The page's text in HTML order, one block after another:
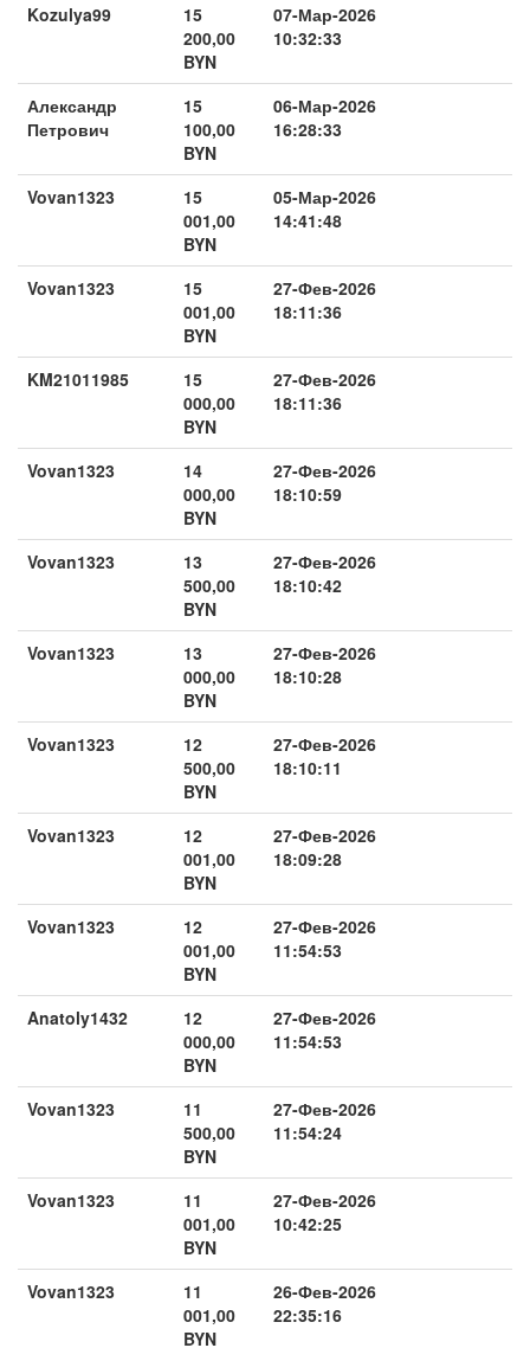
Kozulya99
15
200,00
BYN
07-Мар-2026
10:32:33
Александр
Петрович
15
100,00
BYN
06-Мар-2026
16:28:33
Vovan1323
15
001,00
BYN
05-Мар-2026
14:41:48
Vovan1323
15
001,00
BYN
27-Фев-2026
18:11:36
KM21011985
15
000,00
BYN
27-Фев-2026
18:11:36
Vovan1323
14
000,00
BYN
27-Фев-2026
18:10:59
Vovan1323
13
500,00
BYN
27-Фев-2026
18:10:42
Vovan1323
13
000,00
BYN
27-Фев-2026
18:10:28
Vovan1323
12
500,00
BYN
27-Фев-2026
18:10:11
Vovan1323
12
001,00
BYN
27-Фев-2026
18:09:28
Vovan1323
12
001,00
BYN
27-Фев-2026
11:54:53
Anatoly1432
12
000,00
BYN
27-Фев-2026
11:54:53
Vovan1323
11
500,00
BYN
27-Фев-2026
11:54:24
Vovan1323
11
001,00
BYN
27-Фев-2026
10:42:25
Vovan1323
11
001,00
BYN
26-Фев-2026
22:35:16